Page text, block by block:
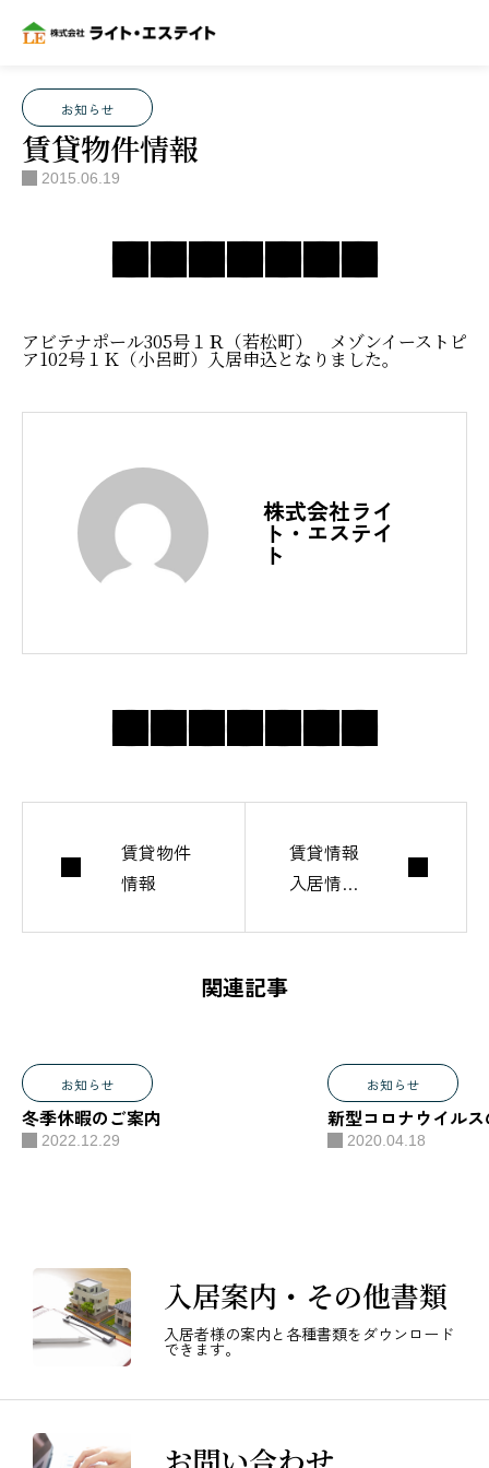
ブログ お知らせ 賃貸物件情報
お知らせ
賃貸物件情報
2015.06.19
アビテナポール305号１Ｒ（若松町） メゾンイーストピ
ア102号１Ｋ（小呂町）入居申込となりました。
株式会社ライ
ト・エステイ
ト
賃貸物件
情報
賃貸情報
入居情
関連記事
お知らせ
冬季休暇のご案内
2022.12.29
お知らせ
新型コロナウイル
2020.04.18
入居案内・その他書類
入居者様の案内と各種書類をダウンロード
できます。
お問い合わせ